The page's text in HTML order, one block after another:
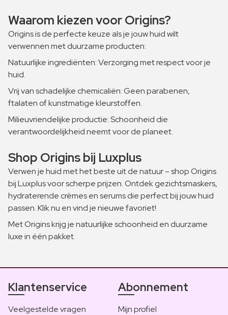
Waarom kiezen voor Origins?
Origins is de perfecte keuze als je jouw huid wilt
verwennen met duurzame producten:
Natuurlijke ingrediënten: Verzorging met respect voor je
huid.
Vrij van schadelijke chemicaliën: Geen parabenen,
ftalaten of kunstmatige kleurstoffen.
Milieuvriendelijke productie: Schoonheid die
verantwoordelijkheid neemt voor de planeet.
Shop Origins bij Luxplus
Verwen je huid met het beste uit de natuur – shop Origins
bij Luxplus voor scherpe prijzen. Ontdek gezichtsmaskers,
hydraterende crèmes en serums die perfect bij jouw huid
passen. Klik nu en vind je nieuwe favoriet!
Met Origins krijg je natuurlijke schoonheid en duurzame
luxe in één pakket.
Klantenservice
Veelgestelde vragen
Abonnement
Mijn profiel